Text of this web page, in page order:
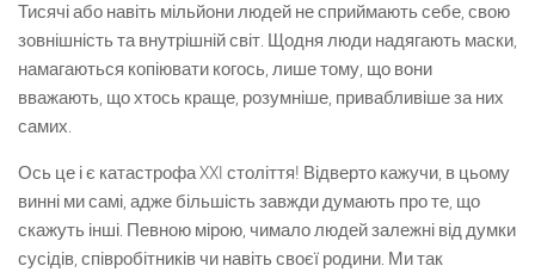
Тисячі або навіть мільйони людей не сприймають себе, свою
зовнішність та внутрішній світ. Щодня люди надягають маски,
намагаються копіювати когось, лише тому, що вони
вважають, що хтось краще, розумніше, привабливіше за них
самих.
Ось це і є катастрофа XXI століття! Відверто кажучи, в цьому
винні ми самі, адже більшість завжди думають про те, що
скажуть інші. Певною мірою, чимало людей залежні від думки
сусідів, співробітників чи навіть своєї родини. Ми так